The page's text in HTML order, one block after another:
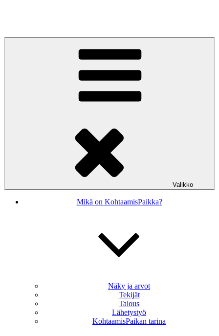
Valikko
Mikä on KohtaamisPaikka?
Näky ja arvot
Tekijät
Talous
Lähetystyö
KohtaamisPaikan tarina